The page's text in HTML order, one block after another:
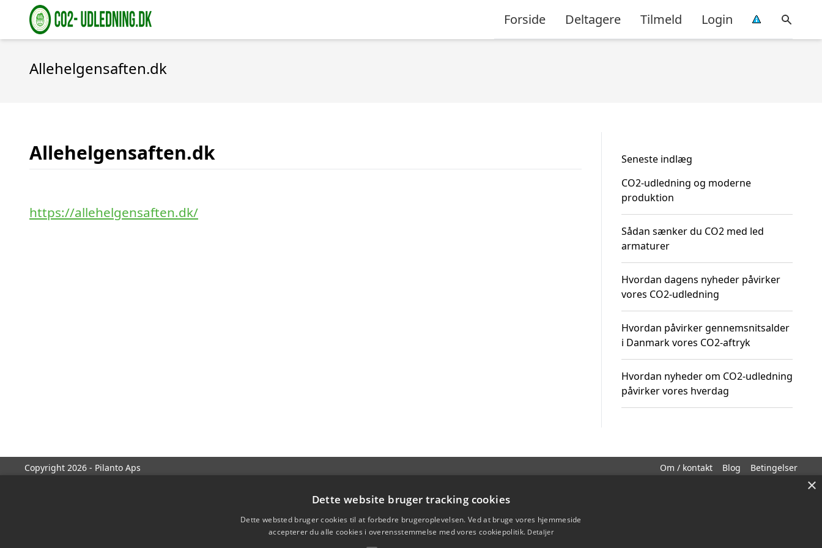
Forside Deltagere Tilmeld Login
Allehelgensaften.dk
Allehelgensaften.dk
https://allehelgensaften.dk/
Seneste indlæg
CO2-udledning og moderne
produktion
Sådan sænker du CO2 med led
armaturer
Hvordan dagens nyheder påvirker
vores CO2-udledning
Hvordan påvirker gennemsnitsalder
i Danmark vores CO2-aftryk
Hvordan nyheder om CO2-udledning
påvirker vores hverdag
Copyright 2026 - Pilanto Aps Om / kontakt Blog Betingelser
×
Dette website bruger tracking cookies
Dette websted bruger cookies til at forbedre brugeroplevelsen. Ved at bruge vores hjemmeside
accepterer du alle cookies i overensstemmelse med vores cookiepolitik. Detaljer